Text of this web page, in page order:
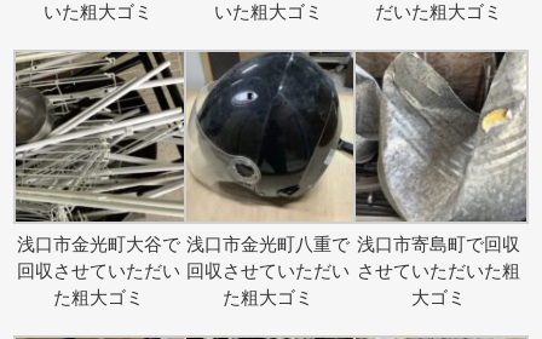
いた粗大ゴミ
いた粗大ゴミ
だいた粗大ゴミ
浅口市金光町大谷で
回収させていただい
た粗大ゴミ
浅口市金光町八重で
回収させていただい
た粗大ゴミ
浅口市寄島町で回収
させていただいた粗
大ゴミ